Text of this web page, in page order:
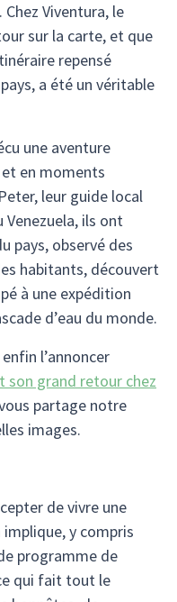
Viventura, le
sur la carte, et que
repensé
a été un véritable
une aventure
en moments
leur guide local
ils ont
pays, observé des
habitants, découvert
à une expédition
d’eau du monde.
l’annoncer
son grand retour chez
partage notre
images.
de vivre une
y compris
programme de
qui fait tout le